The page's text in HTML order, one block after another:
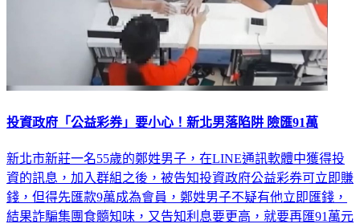
投資政府「公益彩券」要小心！新北男落陷阱 險匯91萬
新北市新莊一名55歲的鄭姓男子，在LINE通訊軟體中獲得投
資的訊息，加入群組之後，被告知投資政府公益彩券可立即賺
錢，但得先匯款9萬成為會員，鄭姓男子不疑有他立即匯錢，
結果詐騙集團食髓知味，又告知利息要更高，就要再匯91萬元